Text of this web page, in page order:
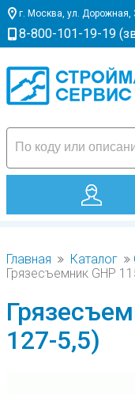
г. Москва, ул. Дорожная,
8-800-101-19-19
Главная Каталог
Грязесъемник GHP
127-5,5)